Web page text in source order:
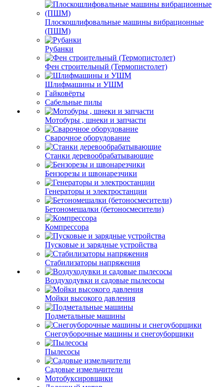
Плоскошлифовальные машины вибрационные
(ПШМ)
Рубанки
Фен строительный (Термопистолет)
Шлифмашины и УШМ
Гайковёрты
Сабельные пилы
Мотобуры , шнеки и запчасти
Сварочное оборудование
Станки деревообрабатывающие
Бензорезы и швонарезчики
Генераторы и электростанции
Бетономешалки (бетоносмесители)
Компрессора
Пусковые и зарядные устройства
Стабилизаторы напряжения
Воздуходувки и садовые пылесосы
Мойки высокого давления
Подметальные машины
Снегоуборочные машины и снегоуборщики
Пылесосы
Садовые измельчители
Мотобуксировщики